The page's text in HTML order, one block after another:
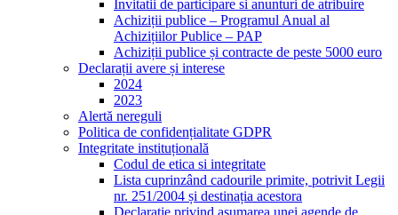
Invitatii de participare si anunturi de atribuire
Achiziții publice – Programul Anual al
Achizițiilor Publice – PAP
Achiziții publice și contracte de peste 5000 euro
Declarații avere și interese
2024
2023
Alertă nereguli
Politica de confidențialitate GDPR
Integritate instituțională
Codul de etica si integritate
Lista cuprinzând cadourile primite, potrivit Legii
nr. 251/2004 și destinația acestora
Declarație privind asumarea unei agende de